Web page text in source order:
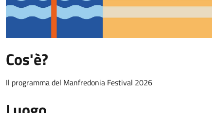
Cos'è?
Il programma del Manfredonia Festival 2026